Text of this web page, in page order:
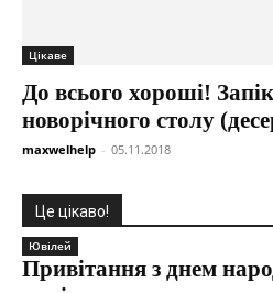
Цікаве
До всього хороші!
новорічного столу
maxwelhelp - 05.11.2018
Це цікаво!
Ювілей
Привітання з днем